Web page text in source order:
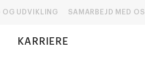
OG UDVIKLING SAMARBEJD MED OS
KARRIERE